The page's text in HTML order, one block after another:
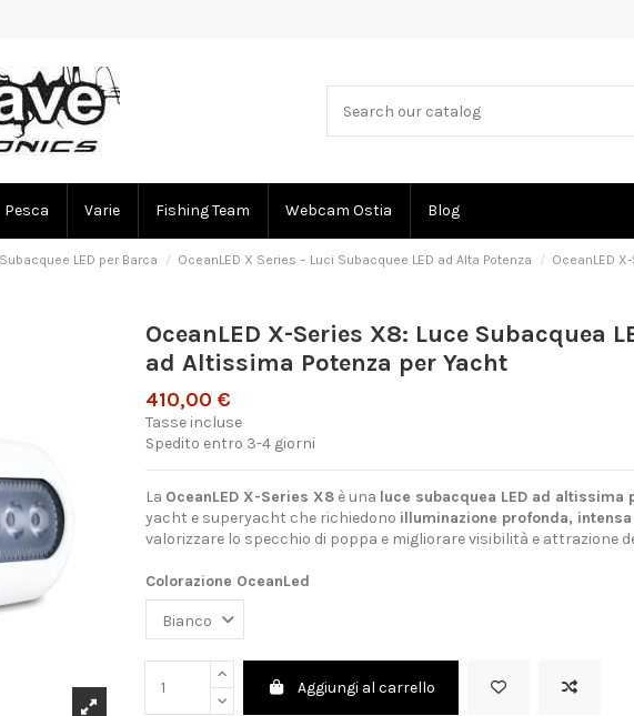
Pesca Varie Fishing Team Webcam Ostia Blog
LED per Barca OceanLED X Series – Luci Subacquee LED ad Alta Potenza
OceanLED
OceanLED X-Series X8: Luce Subacquea
ad Altissima Potenza per Yacht
410,00 €
Tasse incluse
Spedito entro 3-4 giorni
La OceanLED X-Series X8è una luce subacquea LED ad altissima
yacht e superyacht che richiedono illuminazione profonda,
valorizzare lo specchio di poppa e migliorare visibilità e attrazione
Colorazione OceanLed
Aggiungi al carrello